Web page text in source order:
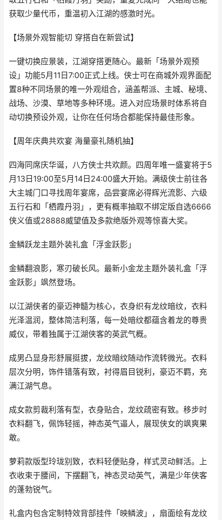
获取少量代币，重温初入江湖的感激时光。
【场景外观智能切 穿搭自在新尝试】
一键切换应景装，江湖穿搭更随心。最新「场景外观预
设」功能5月11日7:00正式上线。侠士可在商城外观界面配
置8种不同场景的唯一外观组合，涵盖帮派、主城、秘境、
战场、沙漠、草地等多种环境。进入对应场景时体系将自
动切换预设外观，让你在任何场合都能保持最佳形象。
【周年庆典共欢宴 海量豪礼随机抽】
四海同席庆华诞，八方侠士共欢颜。四周年唯一盛宴将于5
月13日19:00至5月14日24:00盛大开始。满级侠士前往各
大主城门口寻找周年宴席，品尝宴席必得辉光流影、六级
五行石和「栖霞丹羽」，更有概率抽取不绑定版自选6666
侠义值或28888威望值及多款绝版外观等惊喜大奖。
金鳞跃龙主题外装礼盒「浮金跃影」
金鳞翻浪影，寒刃破长风。最新小金龙主题外装礼盒「浮
金跃影」飒然登场。
以江湖侠者的豪迈神髓为核心，衣身织有龙纹暗纹，衣料
光泽温润，整体简洁利落，每一处暗纹都蕴含着龙的尊贵
威仪，带着独属于江湖侠客的英武气概。
成男凸显身形舒展挺拔，龙纹暗纹随动作流转微光。衣料
层次分明，饰件错落有致，衬得眉目锐利，豪迈不羁，充
满江湖气息。
成女款剪裁利落有型，衣身贴合，龙纹疏密有致。移步时
衣料翻飞，佩饰轻摇，神态英气逼人，展现侠女的飒爽果
敢。
萝莉款版型玲珑别致，衣料轻便贴身，样式灵动鲜活。上
衣收束于腰间，下摆翻飞，神态灵动英气，满是少年侠客
的蓬勃锐气。
礼盒内包含定制特效背部挂件「映鳞波」，扇面绘有龙纹